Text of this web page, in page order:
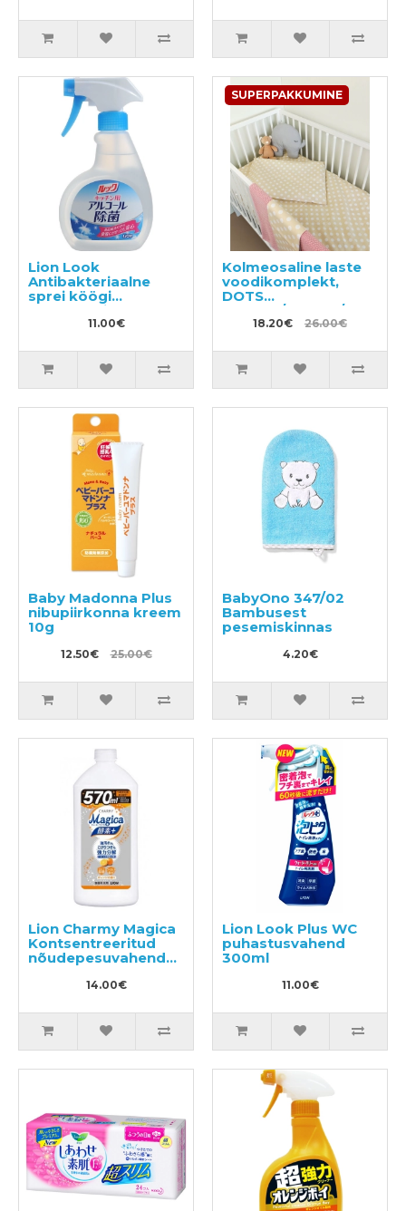
Lion Look
Antibakteriaalne
sprei köögi
puhastamiseks
11.00€
SUPERPAKKUMINE
Kolmeosaline laste
voodikomplekt,
DOTS
100x135/120x60/
18.20€ 26.00€
Baby Madonna Plus
nibupiirkonna kreem
10g
12.50€ 25.00€
BabyOno 347/02
Bambusest
pesemiskinnas
4.20€
Lion Charmy Magica
Kontsentreeritud
nõudepesuvahend
14.00€
Lion Look Plus WC
puhastusvahend
300ml
11.00€